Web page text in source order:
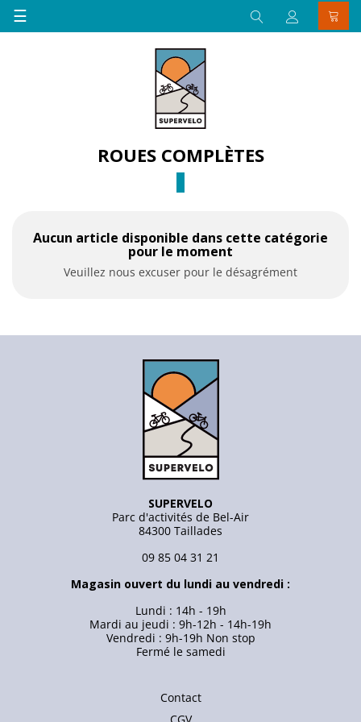
Basculer
la
☰
ROUES COMPLÈTES
Aucun article disponible dans cette catégorie
pour le moment
Veuillez nous excuser pour le désagrément
SUPERVELO
Parc d'activités de Bel-Air
84300 Taillades
09 85 04 31 21
Magasin ouvert du lundi au vendredi :
Lundi : 14h - 19h
Mardi au jeudi : 9h-12h - 14h-19h
Vendredi : 9h-19h Non stop
Fermé le samedi
Contact